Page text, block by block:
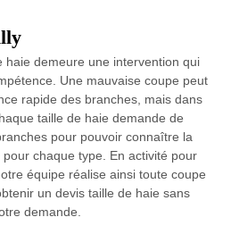
haie demeure une intervention qui
Une mauvaise coupe peut
rapide des branches, mais dans
taille de haie demande de
pour pouvoir connaître la
chaque type. En activité pour
équipe réalise ainsi toute coupe
un devis taille de haie sans
demande.